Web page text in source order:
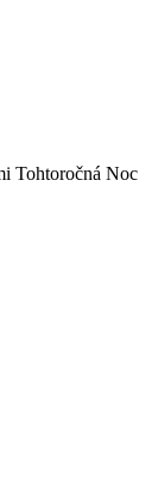
Tohtoročná Noc